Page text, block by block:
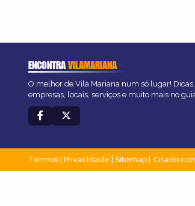
ENCONTRAVILAMARIANA
O melhor de Vila Mariana num só lugar!
empresas, locais, serviços e muito mais no
Termos Privacidade Sitemap Criado